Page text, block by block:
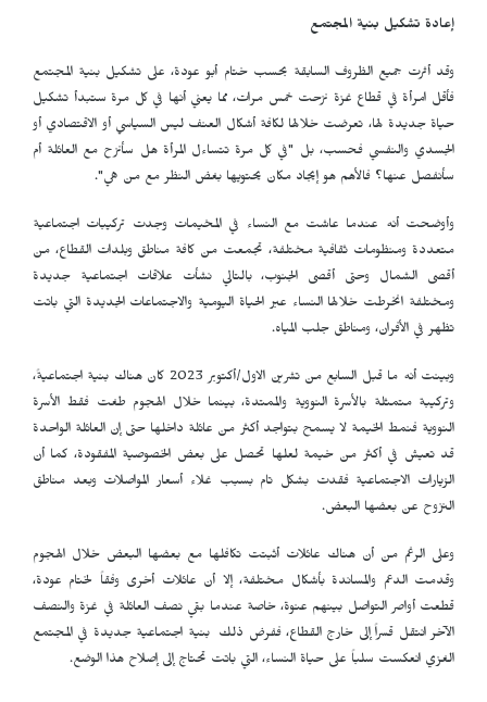
إعادة تشكيل بنية المجتمع
وقد أثرت جميع الظروف السابقة بحسب ختام أبو عودة، على تشكيل بنية المجتمع
فأقل امرأة في قطاع غزة نزحت خمس مرات، مما يعني أنها في كل مرة ستبدأ تشكيل
حياة جديدة لها، تعرضت خلالها لكافة أشكال العنف ليس السياسي أو الاقتصادي أو
الجسدي والنفسي فحسب، بل "في كل مرة تتساءل المرأة هل سأنزح مع العائلة أم
سأنفصل عنها؟ فالأهم هو إيجاد مكان يحتويها بغض النظر مع من هي".
وأوضحت أنه عندما عاشت مع النساء في المخيمات وجدت تركيبات اجتماعية
متعددة ومنظومات ثقافية مختلفة، تجمعت من كافة مناطق وبلدات القطاع، من
أقصى الشمال وحتى أقصى الجنوب، بالتالي نشأت علاقات اجتماعية جديدة
ومختلفة انخرطت خلالها النساء عبر الحياة اليومية والاجتماعات الجديدة التي باتت
تظهر في الأفران، ومناطق جلب المياه.
وبينت أنه ما قبل السابع من تشرين الاول/أكتوبر 2023 كان هناك بنية اجتماعيةً،
وتركيبة متمثلة بالأسرة النووية والممتدة، بينما خلال الهجوم طغت فقط الأسرة
النووية فنمط الخيمة لا يسمح بتواجد أكثر من عائلة داخلها حتى إن العائلة الواحدة
قد تعيش في أكثر من خيمة لعلها تحصل على بعض الخصوصية المفقودة، كما أن
الزيارات الاجتماعية فقدت بشكل تام بسبب غلاء أسعار المواصلات وبعد مناطق
النزوح عن بعضها البعض.
وعلى الرغم من أن هناك عائلات أثبتت تكافلها مع بعضها البعض خلال الهجوم
وقدمت الدعم والمساندة بأشكال مختلفة، إلا أن عائلات أخرى وفقاً لختام عودة،
قطعت أواصر التواصل بينهم عنوة، خاصة عندما بقي نصف العائلة في غزة والنصف
الآخر انتقل قسراً إلى خارج القطاع، ففرض ذلك بنية اجتماعية جديدة في المجتمع
الغزي انعكست سلباً على حياة النساء، التي باتت تحتاج إلى إصلاح هذا الوضع.